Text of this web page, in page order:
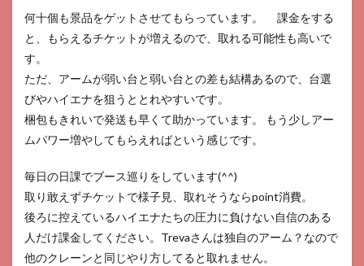
何十個も景品をゲットさせてもらっています。 課金をする
と、もらえるチケットが増えるので、取れる可能性も高いで
す。
ただ、アームが弱い台と弱い台との差も結構あるので、台選
びやハイエナを狙うととれやすいです。
梱包もきれいで発送も早くて助かっています。 もう少しアー
ムパワー増やしてもらえればという感じです。
毎日の日課でブース巡りをしています(^^)
取り敢えずチケットで様子見、取れそうならpoint消費。
後ろに控えているハイエナたちの圧力に負けない自信のある
人だけ課金してください。Trevaさんは独自のアーム？なので
他のクレーンと同じやり方してると取れません。